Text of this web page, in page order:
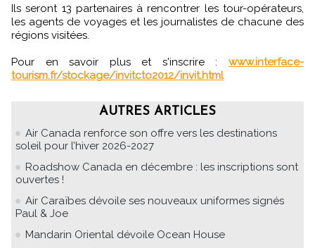
Ils seront 13 partenaires à rencontrer les tour-opérateurs,
les agents de voyages et les journalistes de chacune des
régions visitées.
Pour en savoir plus et s'inscrire : www.interface-
tourism.fr/stockage/invitcto2012/invit.html
AUTRES ARTICLES
Air Canada renforce son offre vers les destinations
soleil pour l’hiver 2026-2027
Roadshow Canada en décembre : les inscriptions sont
ouvertes !
Air Caraïbes dévoile ses nouveaux uniformes signés
Paul & Joe
Mandarin Oriental dévoile Ocean House